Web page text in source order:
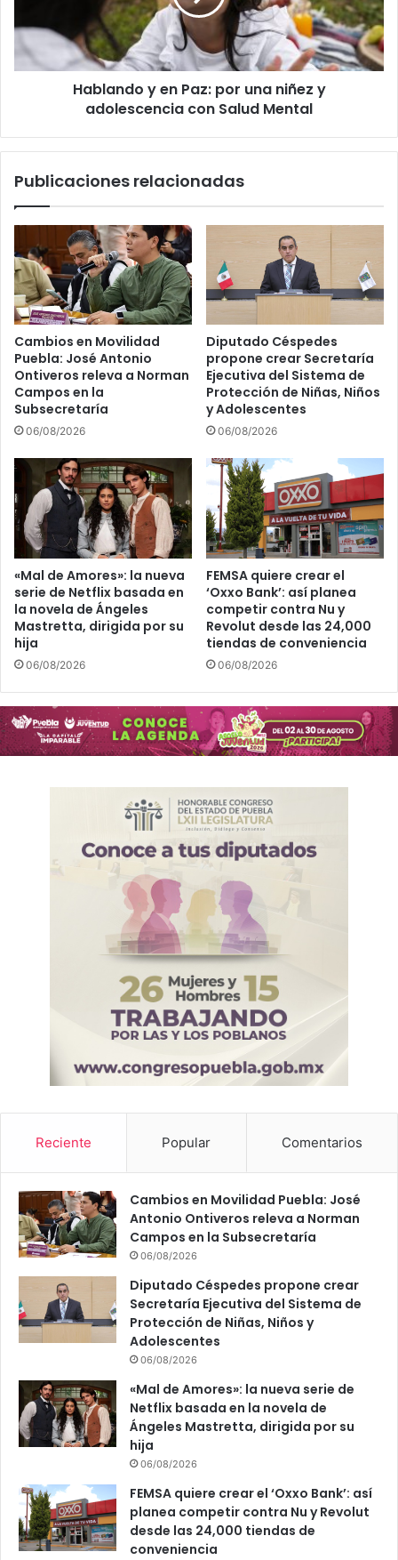
niñez
adolescencia
Hablando y en Paz: por una niñez y
adolescencia con Salud Mental
Publicaciones relacionadas
Cambios en Movilidad
Puebla: José Antonio
Ontiveros releva a Norman
Campos en la
Subsecretaría
06/08/2026
Diputado Céspedes
propone crear Secretaría
Ejecutiva del Sistema de
Protección de Niñas, Niños
y Adolescentes
06/08/2026
«Mal de Amores»: la nueva
serie de Netflix basada en
la novela de Ángeles
Mastretta, dirigida por su
hija
06/08/2026
FEMSA quiere crear el
‘Oxxo Bank’: así planea
competir contra Nu y
Revolut desde las 24,000
tiendas de conveniencia
06/08/2026
Reciente Popular Comentarios
Cambios en Movilidad Puebla: José
Antonio Ontiveros releva a Norman
Campos en la Subsecretaría
06/08/2026
Diputado Céspedes propone crear
Secretaría Ejecutiva del Sistema de
Protección de Niñas, Niños y
Adolescentes
06/08/2026
«Mal de Amores»: la nueva serie de
Netflix basada en la novela de
Ángeles Mastretta, dirigida por su
hija
06/08/2026
FEMSA quiere crear el ‘Oxxo Bank’: así
planea competir contra Nu y Revolut
desde las 24,000 tiendas de
conveniencia